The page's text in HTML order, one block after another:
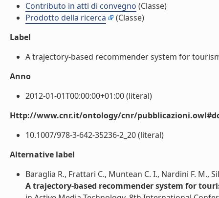
Contributo in atti di convegno (Classe)
Prodotto della ricerca
(Classe)
Label
A trajectory-based recommender system for
Anno
2012-01-01T00:00:00+01:00 (literal)
Http://www.cnr.it/ontology/cnr/
10.1007/978-3-642-35236-2_20 (literal)
Alternative label
Baraglia R., Frattari C., Muntean C. I., Nardini F. M.,
A trajectory-based recommender system for